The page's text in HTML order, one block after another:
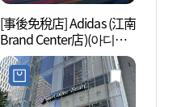
[事後免稅店] Adidas (江南
Brand Center店)(아디다
스 강남브랜드센터)